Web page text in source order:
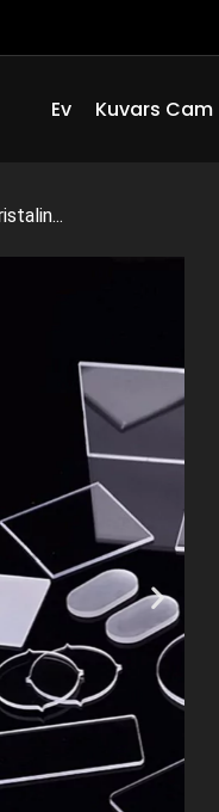
Ev Kuvars Cam